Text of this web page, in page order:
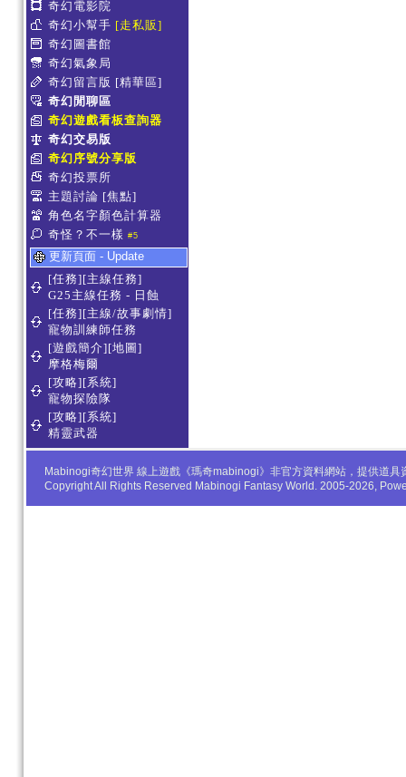
奇幻電影院
奇幻小幫手 [走私販]
奇幻圖書館
奇幻氣象局
奇幻留言版 [精華區]
奇幻閒聊區
奇幻遊戲看板查詢器
奇幻交易版
奇幻序號分享版
奇幻投票所
主題討論 [焦點]
角色名字顏色計算器
奇怪？不一樣 #5
更新頁面 - Update
[任務][主線任務]
G25主線任務 - 日蝕
[任務][主線/故事劇情]
寵物訓練師任務
[遊戲簡介][地圖]
摩格梅爾
[攻略][系統]
寵物探險隊
[攻略][系統]
精靈武器
Mabinogi奇幻世界 線上遊戲《瑪奇mabinogi》非官方資料網站，提供道
Copyright All Rights Reserved Mabinogi Fantasy World. 2005-2026,